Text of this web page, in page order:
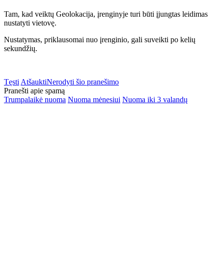
Tam, kad veiktų Geolokacija, įrenginyje turi būti įjungtas leidimas
nustatyti vietovę.
Nustatymas, priklausomai nuo įrenginio, gali suveikti po kelių
sekundžių.
Tęsti AtšauktiNerodyti šio pranešimo
Pranešti apie spamą
Trumpalaikė nuoma Nuoma mėnesiui Nuoma iki 3 valandų